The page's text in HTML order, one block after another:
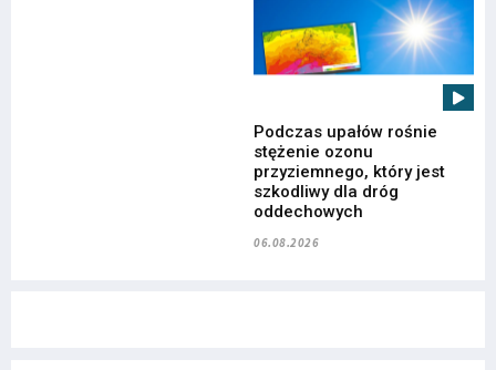
Podczas upałów rośnie
stężenie ozonu
przyziemnego, który jest
szkodliwy dla dróg
oddechowych
06.08.2026